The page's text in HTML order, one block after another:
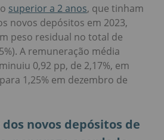
superior a 2 anos, que tinham
novos depósitos em 2023,
peso residual no total de
A remuneração média
0,92 pp, de 2,17%, em
1,25% em dezembro de
novos depósitos de